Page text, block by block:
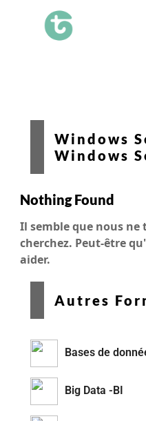
Windows
Windows
Nothing Found
Il semble que nous ne
cherchez. Peut-être
aider.
Autres
Bases de
Big Data -BI